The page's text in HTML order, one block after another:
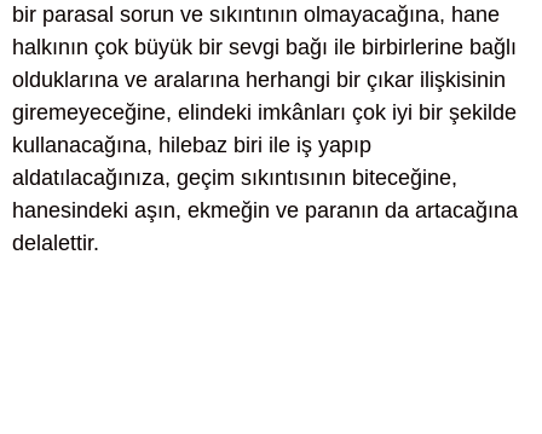
bir parasal sorun ve sıkıntının olmayacağına, hane
halkının çok büyük bir sevgi bağı ile birbirlerine bağlı
olduklarına ve aralarına herhangi bir çıkar ilişkisinin
giremeyeceğine, elindeki imkânları çok iyi bir şekilde
kullanacağına, hilebaz biri ile iş yapıp
aldatılacağınıza, geçim sıkıntısının biteceğine,
hanesindeki aşın, ekmeğin ve paranın da artacağına
delalettir.